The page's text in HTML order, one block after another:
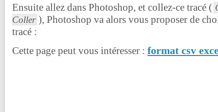
Ensuite allez dans Photoshop, et collez-ce tracé (
Coller ), Photoshop va alors vous proposer de
tracé :
Cette page peut vous intéresser : format csv